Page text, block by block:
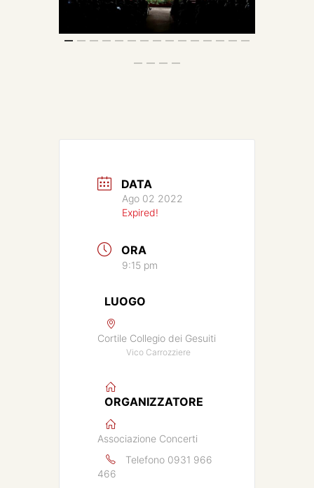
DATA
Ago 02 2022
Expired!
ORA
9:15 pm
LUOGO
Cortile Collegio dei Gesuiti
Vico Carrozziere
ORGANIZZATORE
Associazione Concerti
Telefono 0931 966
466